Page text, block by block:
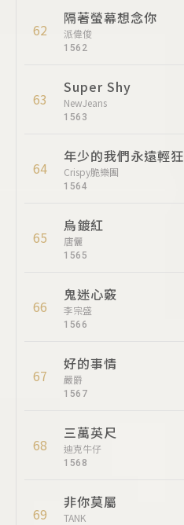
62
隔著螢幕想念你
派偉俊
1562
63
Super Shy
NewJeans
1563
64
年少的我們永遠輕狂
Crispy脆樂團
1564
65
烏鍍紅
唐儷
1565
66
鬼迷心竅
李宗盛
1566
67
好的事情
嚴爵
1567
68
三萬英尺
迪克牛仔
1568
69
非你莫屬
TANK